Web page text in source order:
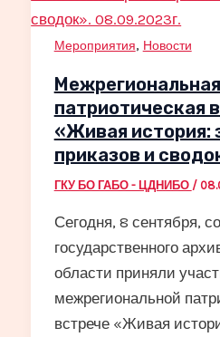
Мероприятия, Новости
Межрегиональная
патриотическая
«Живая история:
приказов и
ГКУ БО ГАБО - ЦДНИБО /
Сегодня, 8 сентября,
государственного
области приняли
межрегиональной
встрече «Живая